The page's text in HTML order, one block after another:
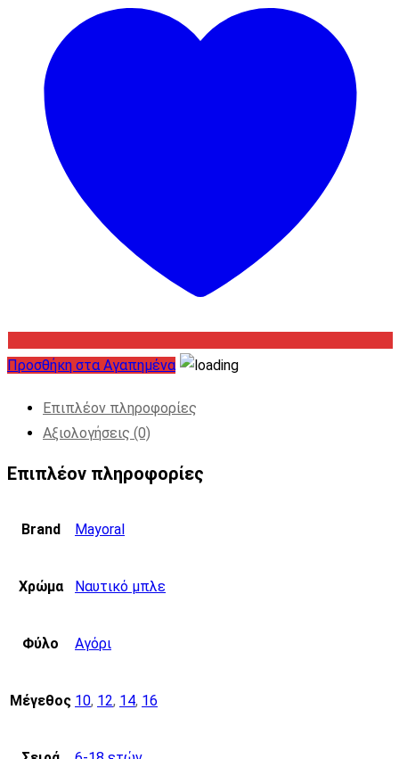
Προσθήκη στα Αγαπημένα
Επιπλέον πληροφορίες
Αξιολογήσεις (0)
Επιπλέον πληροφορίες
Brand Mayoral
Χρώμα Ναυτικό μπλε
Φύλο Αγόρι
Μέγεθος 10, 12, 14, 16